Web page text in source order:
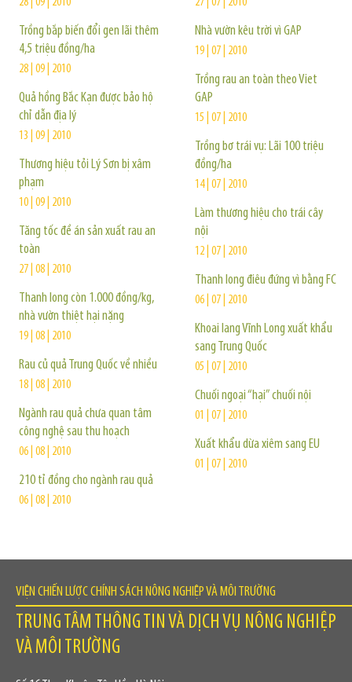
Trồng bắp biến đổi gen lãi thêm
4,5 triệu đồng/ha
28 | 09 | 2010
Quả hồng Bắc Kạn được bảo hộ
chỉ dẫn địa lý
13 | 09 | 2010
Thương hiệu tỏi Lý Sơn bị xâm
phạm
10 | 09 | 2010
Tăng tốc đề án sản xuất rau an
toàn
27 | 08 | 2010
Thanh long còn 1.000 đồng/kg,
nhà vườn thiệt hại nặng
19 | 08 | 2010
Rau củ quả Trung Quốc về nhiều
18 | 08 | 2010
Ngành rau quả chưa quan tâm
công nghệ sau thu hoạch
06 | 08 | 2010
210 tỉ đồng cho ngành rau quả
06 | 08 | 2010
Nhà vườn kêu trời vì GAP
19 | 07 | 2010
Trồng rau an toàn theo Viet
GAP
15 | 07 | 2010
Trồng bơ trái vụ: Lãi 100 triệu
đồng/ha
14 | 07 | 2010
Làm thương hiệu cho trái cây
nội
12 | 07 | 2010
Thanh long điêu đứng vì bằng FC
06 | 07 | 2010
Khoai lang Vĩnh Long xuất khẩu
sang Trung Quốc
05 | 07 | 2010
Chuối ngoại “hại” chuối nội
01 | 07 | 2010
Xuất khẩu dừa xiêm sang EU
01 | 07 | 2010
VIỆN CHIẾN LƯỢC CHÍNH SÁCH NÔNG NGHIỆP VÀ MÔI TRƯỜNG
TRUNG TÂM THÔNG TIN VÀ DỊCH VỤ NÔNG NGHIỆP
VÀ MÔI TRƯỜNG